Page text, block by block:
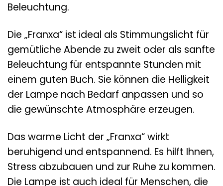
Beleuchtung.
Die „Franxa“ ist ideal als Stimmungslicht für
gemütliche Abende zu zweit oder als sanfte
Beleuchtung für entspannte Stunden mit
einem guten Buch. Sie können die Helligkeit
der Lampe nach Bedarf anpassen und so
die gewünschte Atmosphäre erzeugen.
Das warme Licht der „Franxa“ wirkt
beruhigend und entspannend. Es hilft Ihnen,
Stress abzubauen und zur Ruhe zu kommen.
Die Lampe ist auch ideal für Menschen, die